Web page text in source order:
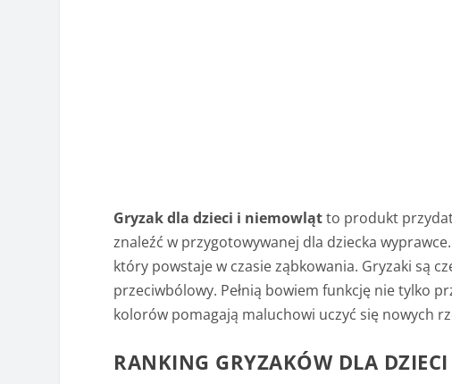
Gryzak dla dzieci i niemowlątto produkt
znaleźć w przygotowywanej dla dziecka
który powstaje w czasie ząbkowania. Gryzaki są
przeciwbólowy. Pełnią bowiem funkcję nie tylko
kolorów pomagają maluchowi uczyć się nowych
RANKING GRYZAKÓW DLA